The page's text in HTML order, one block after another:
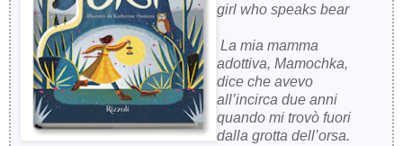
girl who speaks bear
La mia mamma
adottiva, Mamochka,
dice che avevo
all’incirca due anni
quando mi trovò fuori
dalla grotta dell’orsa.